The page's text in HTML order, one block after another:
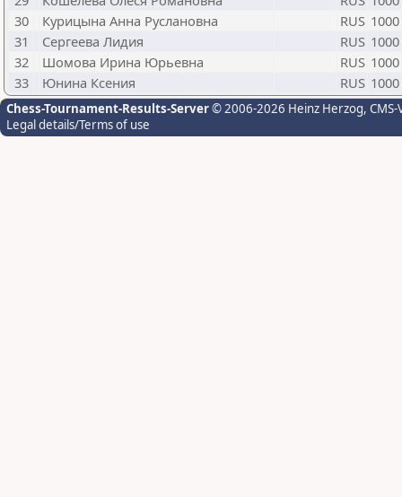
30
Курицына Анна Руслановна RUS 1000
31
Сергеева Лидия RUS 1000
32
Шомова Ирина Юрьевна RUS 1000
33
Юнина Ксения RUS 1000
Chess-Tournament-Results-Server© 2006-2026 Heinz Herzog,
Legal details/Terms of use